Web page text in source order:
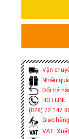
Vận
Nhiều
Đổi trả
Giao
VAT: